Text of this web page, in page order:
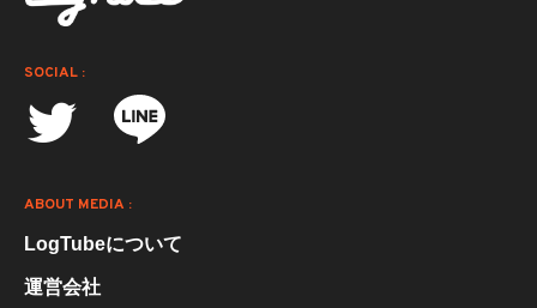
SOCIAL :
ABOUT MEDIA :
LogTubeについて
運営会社